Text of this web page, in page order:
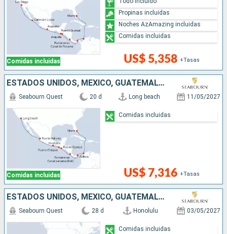
Comidas incluidas US$ 5,358 +Tasas
Propinas incluidas
Noches AzAmazing incluidas
Comidas incluidas
ESTADOS UNIDOS, MÉXICO, GUATEMALA, COSTA RICA, PANAMÁ, COLOMBIA
Comidas incluidas
Seabourn Quest 20 d Long beach 11/05/2027
US$ 7,316 +Tasas
Comidas incluidas
ESTADOS UNIDOS, MÉXICO, GUATEMALA, COSTA RICA, PANAMÁ, COLOMBIA
Seabourn Quest 28 d Honolulu 03/05/2027
Comidas incluidas